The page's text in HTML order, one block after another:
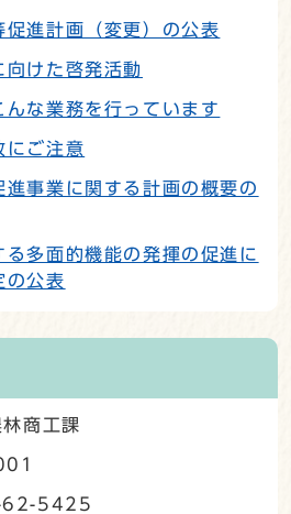
促進計画（変更）の公表
けた啓発活動
んな業務を行っています
にご注意
進事業に関する計画の概要の
多面的機能の発揮の促進に
の公表
商工課
62-5425